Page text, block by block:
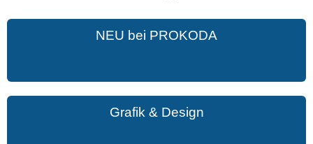
NEU bei PROKODA
Grafik & Design